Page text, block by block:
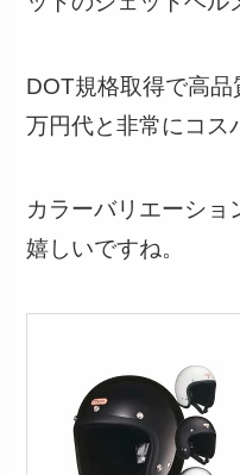
DOT規格取得で高
万円代と非常にコス
カラーバリエーショ
嬉しいですね。